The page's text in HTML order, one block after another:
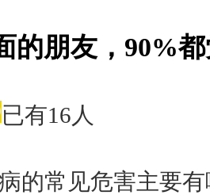
的朋友，90%
已有16人
的常见危害主要